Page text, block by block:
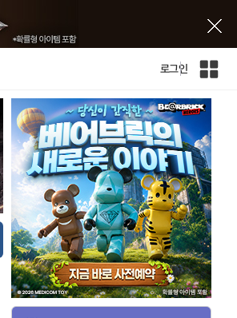
로그인
인
사
이
트
맵